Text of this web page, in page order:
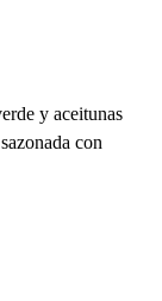
y aceitunas
con